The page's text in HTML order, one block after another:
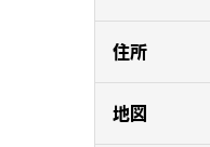
住所
地図